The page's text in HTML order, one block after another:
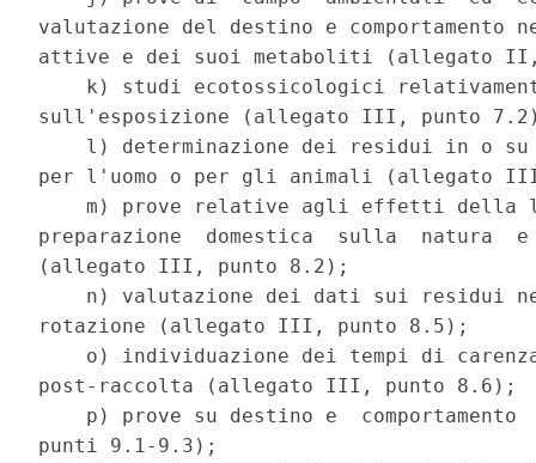
valutazione del destino e comportamento
attive e dei suoi metaboliti (allegato
k) studi ecotossicologici
sull'esposizione (allegato III, punto
l) determinazione dei residui in o
per l'uomo o per gli animali (allegato
m) prove relative agli effetti della
preparazione  domestica  sulla
(allegato III, punto 8.2);
n) valutazione dei dati sui residui
rotazione (allegato III, punto 8.5);
o) individuazione dei tempi di
post-raccolta (allegato III, punto 8.6);
p) prove su destino e  comportamento
punti 9.1-9.3);